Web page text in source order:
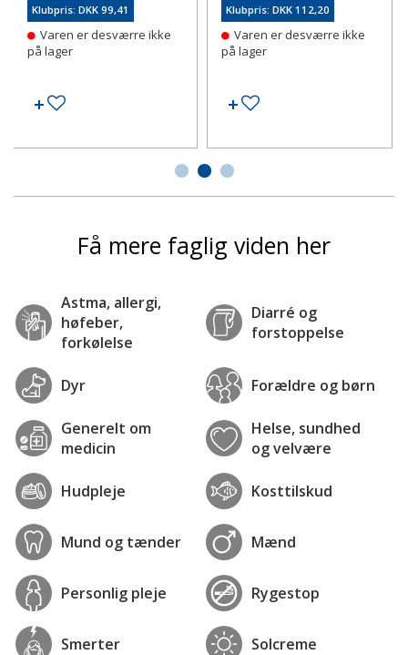
Klubpris: DKK 99,41
Varen er desværre ikke
på lager
Tilføj til ønskeseddel
Klubpris: DKK 112,20
Varen er desværre ikke
på lager
Tilføj til ønskeseddel
Få mere faglig viden her
Astma, allergi,
høfeber,
forkølelse
Diarré og
forstoppelse
Dyr Forældre og børn
Generelt om
medicin
Helse, sundhed
og velvære
Hudpleje Kosttilskud
Mund og tænder Mænd
Personlig pleje Rygestop
Smerter Solcreme